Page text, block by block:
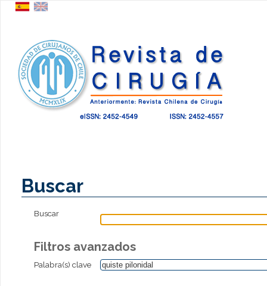
Buscar
Buscar
Filtros avanzados
Palabra(s) clave